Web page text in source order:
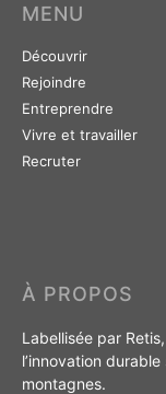
MENU
Découvrir
Rejoindre
Entreprendre
Vivre et travailler
Recruter
À PROPOS
Labellisée par
l’innovation
montagnes.